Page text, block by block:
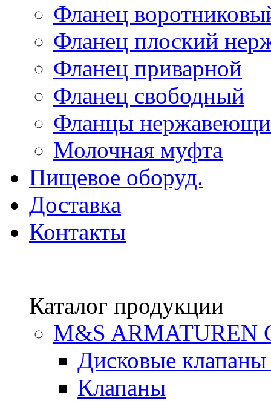
Фланец
Фланец плоский
Фланец приварной
Фланец свободный
Фланцы
Молочная муфта
Пищевое оборуд.
Доставка
Контакты
Каталог продукции
М&S ARMATUREN
Дисковые
Клапаны